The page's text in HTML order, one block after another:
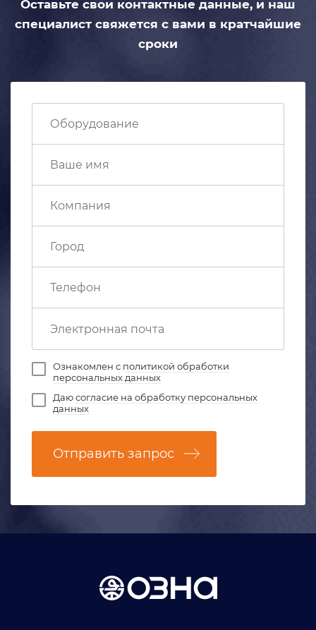
Оставьте свои контактные данные, и наш
специалист свяжется с вами в кратчайшие
сроки
Ознакомлен с политикой обработки
персональных данных
Даюсогласие на обработку персональных
данных
Отправить запрос